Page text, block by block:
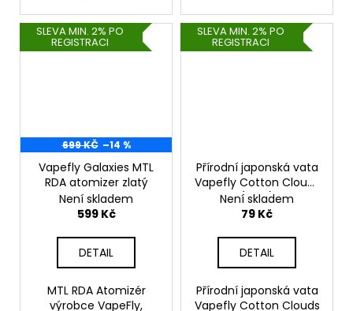
SLEVA MIN. 2% PO
REGISTRACI
699 KČ –14 %
Vapefly Galaxies MTL
RDA atomizer zlatý
Není skladem
599 Kč
DETAIL
MTL RDA Atomizér
výrobce VapeFly,
SLEVA MIN. 2% PO
REGISTRACI
Přírodní japonská vata
Vapefly Cotton Clouds
(1,5m)
Není skladem
79 Kč
DETAIL
Přírodní japonská vata
Vapefly Cotton Clouds